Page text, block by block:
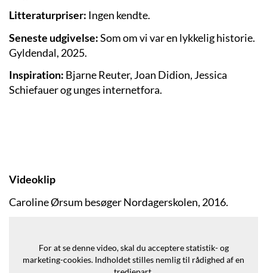
Litteraturpriser: Ingen kendte.
Seneste udgivelse:Som om vi var en lykkelig historie.
Gyldendal, 2025.
Inspiration: Bjarne Reuter, Joan Didion, Jessica
Schiefauer og unges internetfora.
Videoklip
Caroline Ørsum besøger Nordagerskolen, 2016.
For at se denne video, skal du acceptere statistik- og
marketing-cookies. Indholdet stilles nemlig til rådighed af en